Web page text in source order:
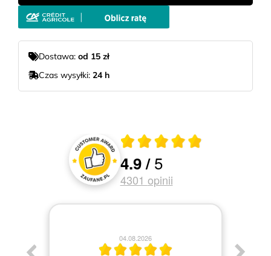
Dostawa: od 15 zł
Czas wysyłki: 24 h
Oceny i recenzje klientów
Średnia ocena 4.9 z 5
4.9/5
4301 opinii
04.08.2026